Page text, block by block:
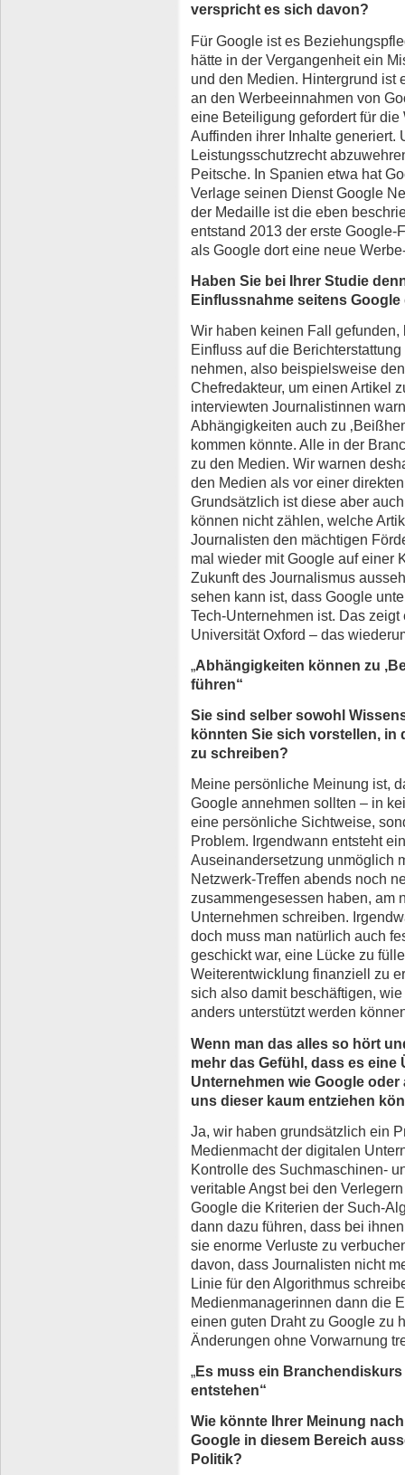
verspricht es sich davon?
Für Google ist es
hätte in der Vergangenheit ein
und den Medien. Hintergrund ist
an den Werbeeinnahmen von
eine Beteiligung gefordert für
Auffinden ihrer Inhalte generiert.
Leistungsschutzrecht
Peitsche. In Spanien etwa hat
Verlage seinen Dienst Google
der Medaille ist die eben
entstand 2013 der erste
als Google dort eine neue
Haben Sie bei Ihrer Studie
Einflussnahme seitens
Wir haben keinen Fall
Einfluss auf die
nehmen, also beispielsweise
Chefredakteur, um einen Artikel
interviewten Journalistinnen
Abhängigkeiten auch zu
kommen könnte. Alle in der
zu den Medien. Wir warnen
den Medien als vor einer
Grundsätzlich ist diese aber
können nicht zählen, welche
Journalisten den mächtigen
mal wieder mit Google auf einer
Zukunft des Journalismus
sehen kann ist, dass Google
Tech-Unternehmen ist. Das
Universität Oxford – das
„Abhängigkeiten können zu
führen“
Sie sind selber sowohl
könnten Sie sich vorstellen, in
zu schreiben?
Meine persönliche Meinung ist,
Google annehmen sollten – in
eine persönliche Sichtweise,
Problem. Irgendwann entsteht
Auseinandersetzung unmöglich
Netzwerk-Treffen abends noch
zusammengesessen haben, am
Unternehmen schreiben.
doch muss man natürlich auch
geschickt war, eine Lücke zu
Weiterentwicklung finanziell zu
sich also damit beschäftigen,
anders unterstützt werden
Wenn man das alles so hört
mehr das Gefühl, dass es eine
Unternehmen wie Google
uns dieser kaum entziehen
Ja, wir haben grundsätzlich ein
Medienmacht der digitalen
Kontrolle des Suchmaschinen-
veritable Angst bei den
Google die Kriterien der Such-
dann dazu führen, dass bei
sie enorme Verluste zu
davon, dass Journalisten nicht
Linie für den Algorithmus
Medienmanagerinnen dann die
einen guten Draht zu Google zu
Änderungen ohne Vorwarnung
„Es muss ein
entstehen“
Wie könnte Ihrer Meinung
Google in diesem Bereich
Politik?